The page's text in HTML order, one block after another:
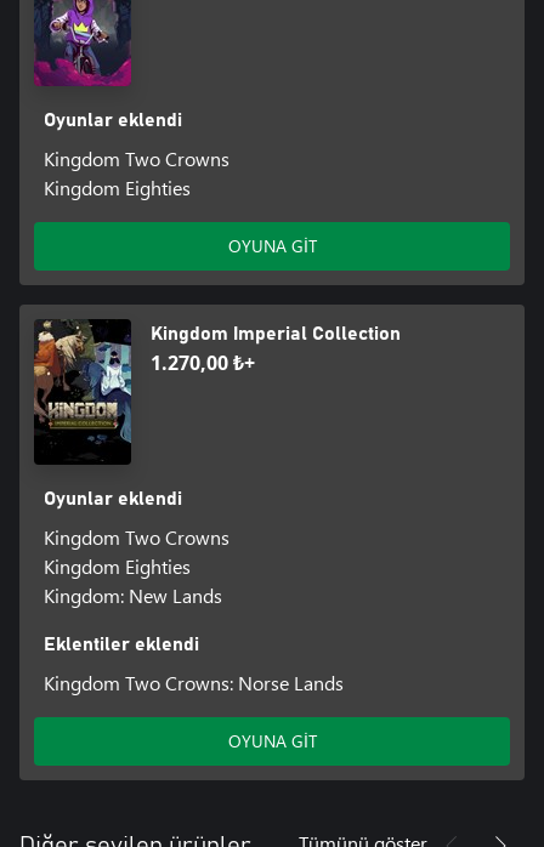
Oyunlar eklendi
Kingdom Two Crowns
Kingdom Eighties
OYUNA GİT
Kingdom Imperial Collection
1.270,00 ₺+
Oyunlar eklendi
Kingdom Two Crowns
Kingdom Eighties
Kingdom: New Lands
Eklentiler eklendi
Kingdom Two Crowns: Norse Lands
OYUNA GİT